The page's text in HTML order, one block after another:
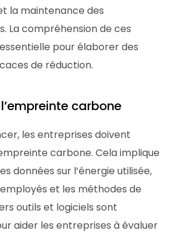
la maintenance des
La compréhension de ces
pour élaborer des
de réduction.
l’empreinte carbone
les entreprises doivent
carbone. Cela implique
données sur l’énergie utilisée,
et les méthodes de
outils et logiciels sont
aider les entreprises à évaluer